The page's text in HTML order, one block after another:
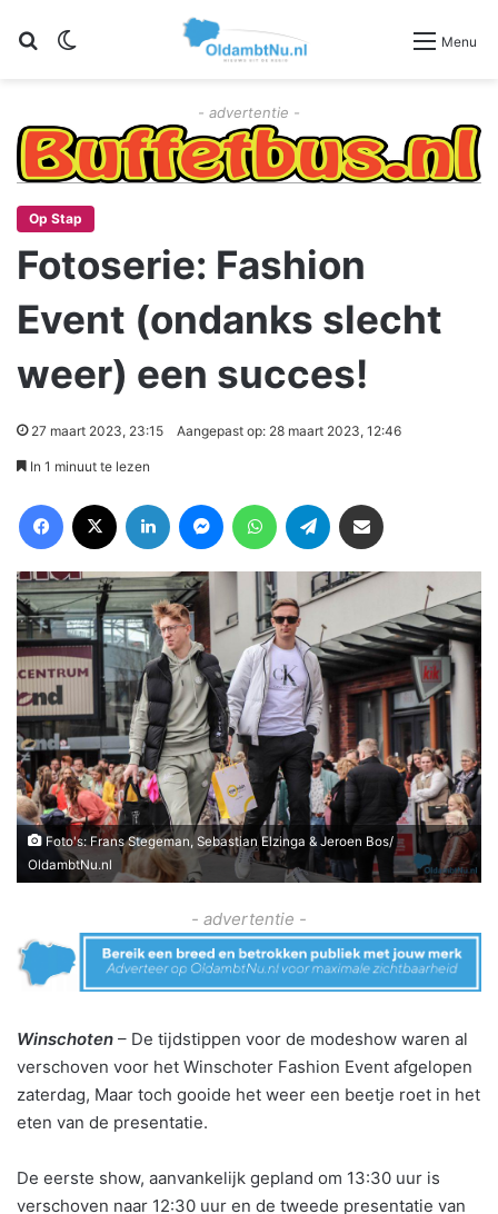
Zoeken Menu
- advertentie -
Op Stap
Fotoserie: Fashion
Event (ondanks slecht
weer) een succes!
27 maart 2023, 23:15 Aangepast op: 28 maart 2023, 12:46
In 1 minuut te lezen
Foto's: Frans Stegeman, Sebastian Elzinga & Jeroen Bos/
OldambtNu.nl
- advertentie -
Winschoten – De tijdstippen voor de modeshow waren al
verschoven voor het Winschoter Fashion Event afgelopen
zaterdag, Maar toch gooide het weer een beetje roet in het
eten van de presentatie.
De eerste show, aanvankelijk gepland om 13:30 uur is
verschoven naar 12:30 uur en de tweede presentatie van